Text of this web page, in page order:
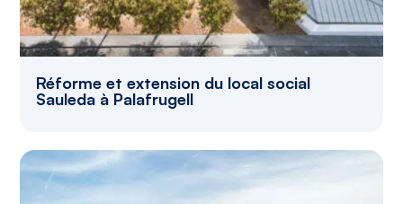
Réforme et extension du local social
Sauleda à Palafrugell